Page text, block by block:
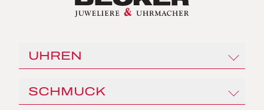
UHREN
SCHMUCK